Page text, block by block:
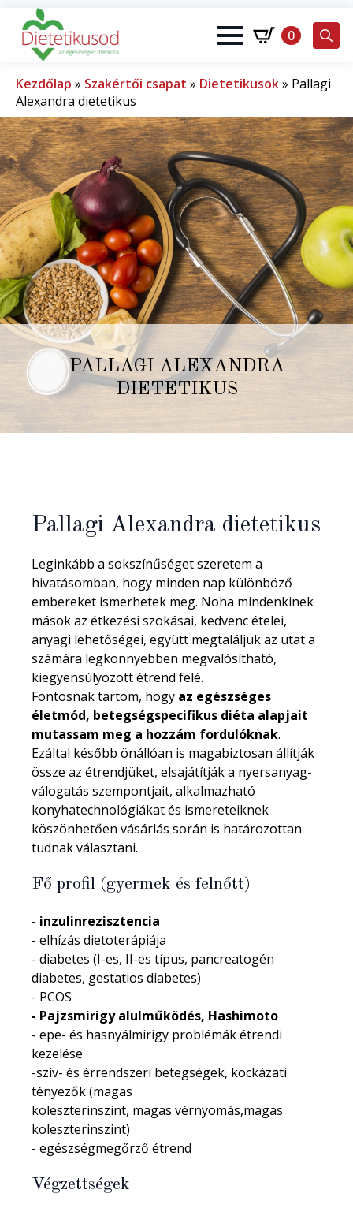
0
Kezdőlap » Szakértői csapat » Dietetikusok» Pallagi
Alexandra dietetikus
PALLAGI ALEXANDRA
DIETETIKUS
Pallagi Alexandra dietetikus
Leginkább a sokszínűséget szeretem a
hivatásomban, hogy minden nap különböző
embereket ismerhetek meg. Noha mindenkinek
mások az étkezési szokásai, kedvenc ételei,
anyagi lehetőségei, együtt megtaláljuk az utat a
számára legkönnyebben megvalósítható,
kiegyensúlyozott étrend felé.
Fontosnak tartom, hogy az egészséges
életmód, betegségspecifikus diéta alapjait
mutassam meg a hozzám fordulóknak.
Ezáltal később önállóan is magabiztosan állítják
össze az étrendjüket, elsajátítják a nyersanyag-
válogatás szempontjait, alkalmazható
konyhatechnológiákat és ismereteiknek
köszönhetően vásárlás során is határozottan
tudnak választani.
Fő profil (gyermek és felnőtt)
- inzulinrezisztencia
- elhízás dietoterápiája
- diabetes (I-es, II-es típus, pancreatogén
diabetes, gestatios diabetes)
- PCOS
- Pajzsmirigy alulműködés, Hashimoto
- epe- és hasnyálmirigy problémák étrendi
kezelése
-szív- és érrendszeri betegségek, kockázati
tényezők (magas
koleszterinszint, magas vérnyomás,magas
koleszterinszint)
- egészségmegőrző étrend
Végzettségek